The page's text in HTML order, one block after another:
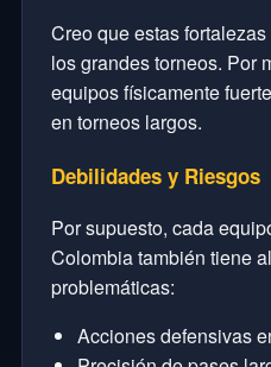
Creo que estas
los grandes torneos. Por
equipos físicamente
en torneos largos.
Debilidades y Riesgos
Por supuesto, cada
Colombia también tiene
problemáticas:
Acciones defensivas